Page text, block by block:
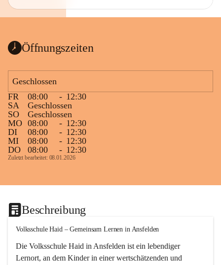
Öffnungszeiten
Geschlossen
FR
08:00 - 12:30
SA
Geschlossen
SO
Geschlossen
MO 08:00 - 12:30
DI
08:00 - 12:30
MI
08:00 - 12:30
DO
08:00 - 12:30
Zuletzt bearbeitet: 08.01.2026
Beschreibung
Volksschule Haid – Gemeinsam Lernen in Ansfelden
Die Volksschule Haid in Ansfelden ist ein lebendiger
Lernort, an dem Kinder in einer wertschätzenden und